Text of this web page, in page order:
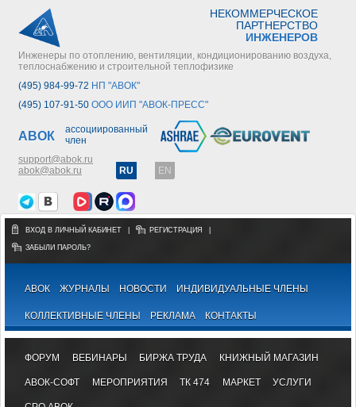
НЕКОММЕРЧЕСКОЕ
ПАРТНЕРСТВО
ИНЖЕНЕРОВ
Инженеры по отоплению, вентиляции, кондиционированию воздуха,
теплоснабжению и строительной теплофизике
(495) 984-99-72 НП "АВОК"
(495) 107-91-50 ООО ИИП "АВОК-ПРЕСС"
АВОК
ассоциированный
член
support@abok.ru
abok@abok.ru
RU EN
ВХОД В ЛИЧНЫЙ КАБИНЕТ РЕГИСТРАЦИЯ
ЗАБЫЛИ ПАРОЛЬ?
АВОК ЖУРНАЛЫ НОВОСТИ ИНДИВИДУАЛЬНЫЕ ЧЛЕНЫ
КОЛЛЕКТИВНЫЕ ЧЛЕНЫ РЕКЛАМА КОНТАКТЫ
ФОРУМ ВЕБИНАРЫ БИРЖА ТРУДА КНИЖНЫЙ МАГАЗИН
АВОК-СОФТ МЕРОПРИЯТИЯ ТК 474 МАРКЕТ УСЛУГИ